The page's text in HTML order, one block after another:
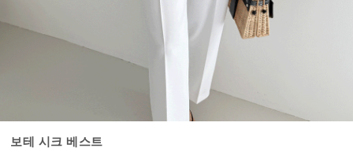
보테 시크 베스트